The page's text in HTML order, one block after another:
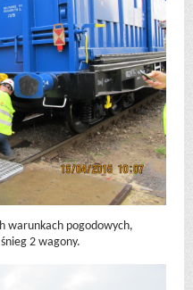
warunkach pogodowych,
2 wagony.